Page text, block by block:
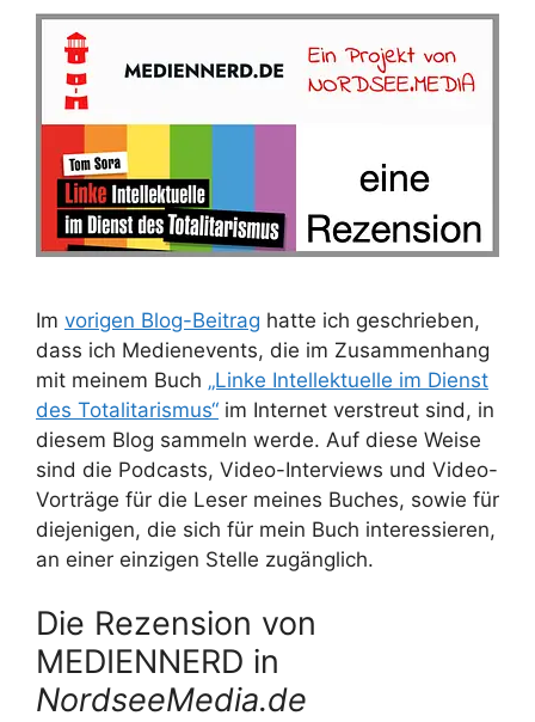
Im vorigen Blog-Beitrag hatte ich geschrieben,
dass ich Medienevents, die im Zusammenhang
mit meinem Buch „Linke Intellektuelle im Dienst
des Totalitarismus“ im Internet verstreut sind, in
diesem Blog sammeln werde. Auf diese Weise
sind die Podcasts, Video-Interviews und Video-
Vorträge für die Leser meines Buches, sowie für
diejenigen, die sich für mein Buch interessieren,
an einer einzigen Stelle zugänglich.
Die Rezension von
MEDIENNERD in
NordseeMedia.de